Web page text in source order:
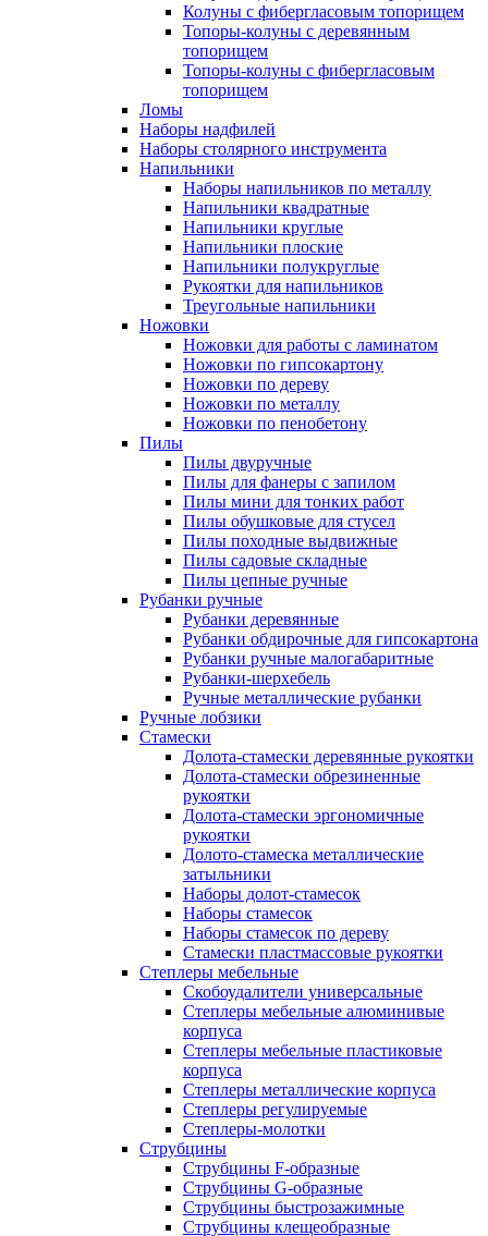
Колуны с фибергласовым топорищем
Топоры-колуны с деревянным
топорищем
Топоры-колуны с фибергласовым
топорищем
Ломы
Наборы надфилей
Наборы столярного инструмента
Напильники
Наборы напильников по металлу
Напильники квадратные
Напильники круглые
Напильники плоские
Напильники полукруглые
Рукоятки для напильников
Треугольные напильники
Ножовки
Ножовки для работы с ламинатом
Ножовки по гипсокартону
Ножовки по дереву
Ножовки по металлу
Ножовки по пенобетону
Пилы
Пилы двуручные
Пилы для фанеры с запилом
Пилы мини для тонких работ
Пилы обушковые для стусел
Пилы походные выдвижные
Пилы садовые складные
Пилы цепные ручные
Рубанки ручные
Рубанки деревянные
Рубанки обдирочные для гипсокартона
Рубанки ручные малогабаритные
Рубанки-шерхебель
Ручные металлические рубанки
Ручные лобзики
Стамески
Долота-стамески деревянные рукоятки
Долота-стамески обрезиненные
рукоятки
Долота-стамески эргономичные
рукоятки
Долото-стамеска металлические
затыльники
Наборы долот-стамесок
Наборы стамесок
Наборы стамесок по дереву
Стамески пластмассовые рукоятки
Степлеры мебельные
Скобоудалители универсальные
Степлеры мебельные алюминивые
корпуса
Степлеры мебельные пластиковые
корпуса
Степлеры металлические корпуса
Степлеры регулируемые
Степлеры-молотки
Струбцины
Струбцины F-образные
Струбцины G-образные
Струбцины быстрозажимные
Струбцины клещеобразные